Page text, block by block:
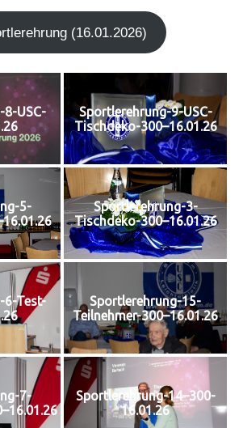
(16.01.2026)
USC-
Sportlerehrung-9-USC-
Tischdeko-300–16.01.26
5-
Sportlerehrung-3-
Tischdeko-300–16.01.26
6-Test-
Sportlerehrung-15-
Teilnehmer-300–16.01.26
7-
Sportlerehrung-14–300-
16.01.26